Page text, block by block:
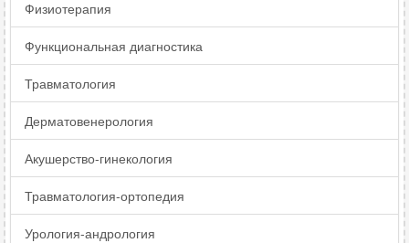
Физиотерапия
Функциональная диагностика
Травматология
Дерматовенерология
Акушерство-гинекология
Травматология-ортопедия
Урология-андрология